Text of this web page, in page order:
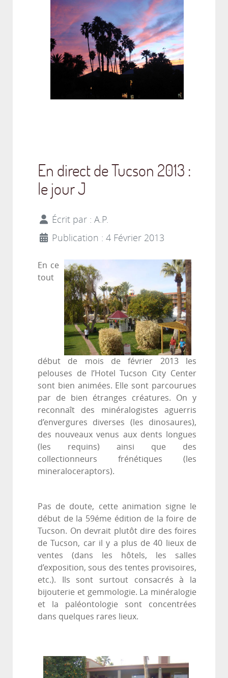
En direct de Tucson 2013 :
le jour J
Écrit par : A.P.
Publication : 4 Février 2013
En ce
tout
début de mois de février 2013 les
pelouses de l’Hotel Tucson City Center
sont bien animées. Elle sont parcourues
par de bien étranges créatures. On y
reconnaît des minéralogistes aguerris
d’envergures diverses (les dinosaures),
des nouveaux venus aux dents longues
(les requins) ainsi que des
collectionneurs frénétiques (les
mineraloceraptors).
Pas de doute, cette animation signe le
début de la 59éme édition de la foire de
Tucson. On devrait plutôt dire des foires
de Tucson, car il y a plus de 40 lieux de
ventes (dans les hôtels, les salles
d’exposition, sous des tentes provisoires,
etc.). Ils sont surtout consacrés à la
bijouterie et gemmologie. La minéralogie
et la paléontologie sont concentrées
dans quelques rares lieux.